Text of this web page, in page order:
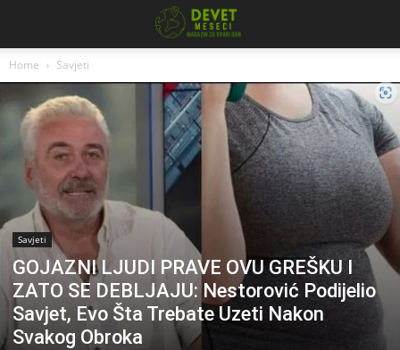
Home Savjeti
Savjeti
GOJAZNI LJUDI PRAVE OVU GREŠKU I
ZATO SE DEBLJAJU: Nestorović Podijelio
Savjet, Evo Šta Trebate Uzeti Nakon
Svakog Obroka